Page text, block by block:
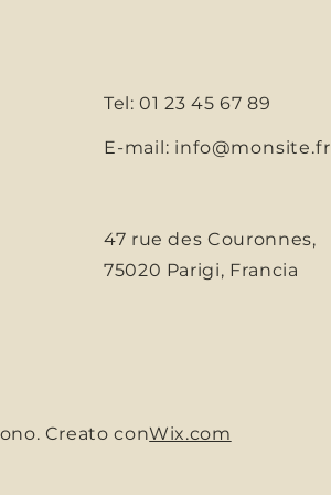
Tel: 01 23 45 67 89
E-mail: info@monsite.fr
47 rue des Couronnes,
75020 Parigi, Francia
Creato conWix.com